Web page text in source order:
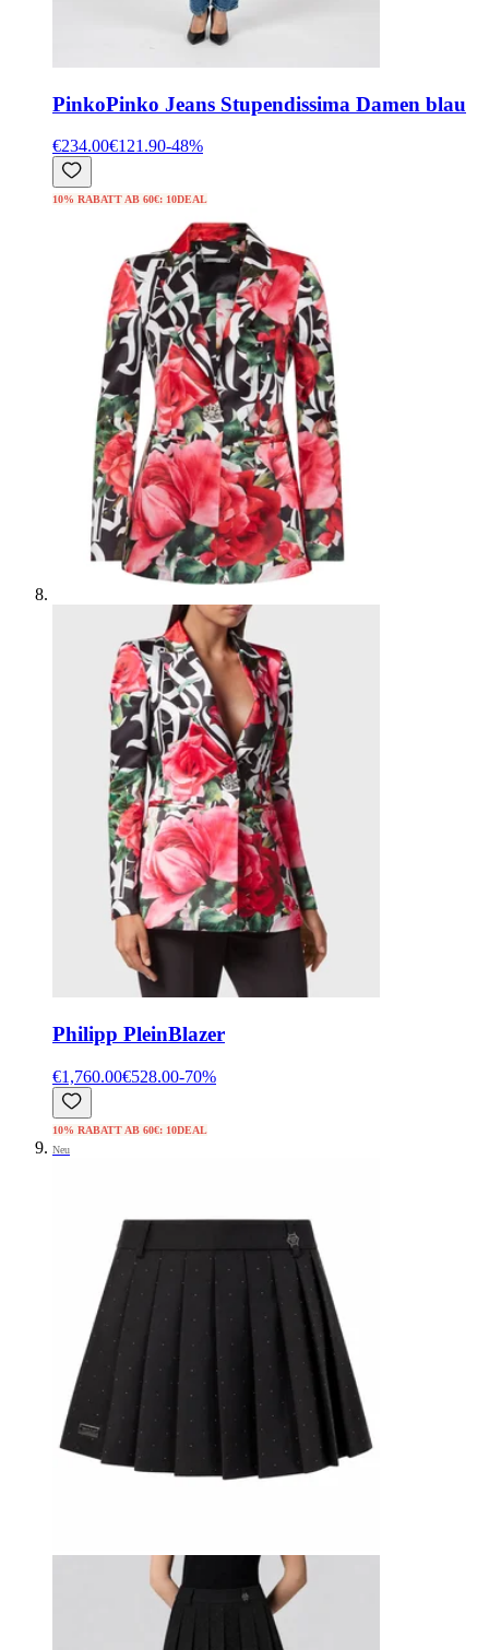
PinkoPinko Jeans Stupendissima Damen blau
€234.00€121.90-48%
10% RABATT AB 60€: 10DEAL
Philipp PleinBlazer
€1,760.00€528.00-70%
10% RABATT AB 60€: 10DEAL
Neu